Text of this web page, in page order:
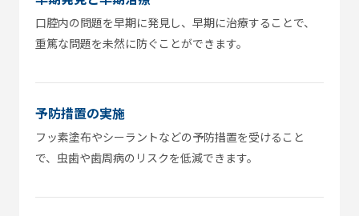
口腔内の問題を早期に発見し、早期に治療することで、
重篤な問題を未然に防ぐことができます。
予防措置の実施
フッ素塗布やシーラントなどの予防措置を受けること
で、虫歯や歯周病のリスクを低減できます。